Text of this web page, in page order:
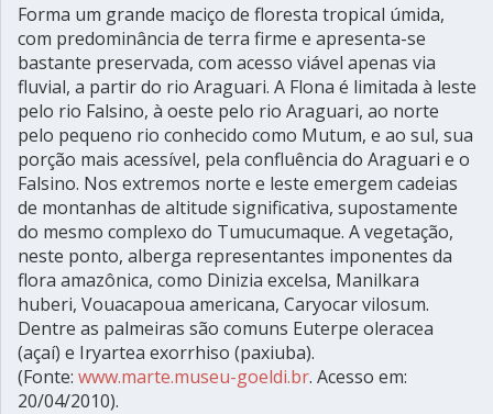
Forma um grande maciço de floresta tropical úmida,
com predominância de terra firme e apresenta-se
bastante preservada, com acesso viável apenas via
fluvial, a partir do rio Araguari. A Flona é limitada à leste
pelo rio Falsino, à oeste pelo rio Araguari, ao norte
pelo pequeno rio conhecido como Mutum, e ao sul, sua
porção mais acessível, pela confluência do Araguari e o
Falsino. Nos extremos norte e leste emergem cadeias
de montanhas de altitude significativa, supostamente
do mesmo complexo do Tumucumaque. A vegetação,
neste ponto, alberga representantes imponentes da
flora amazônica, como Dinizia excelsa, Manilkara
huberi, Vouacapoua americana, Caryocar vilosum.
Dentre as palmeiras são comuns Euterpe oleracea
(açaí) e Iryartea exorrhiso (paxiuba).
(Fonte: www.marte.museu-goeldi.br. Acesso em:
20/04/2010).